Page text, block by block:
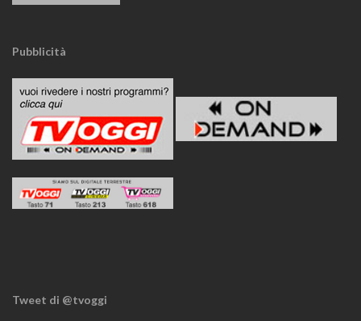
Pubblicità
Tweet di @tvoggi